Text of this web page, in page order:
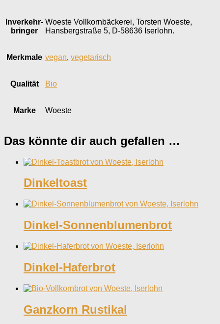
Inverkehr­
bringer
Woeste Vollkornbäckerei, Torsten Woeste,
Hansbergstraße 5, D-58636 Iserlohn.
Merkmale vegan, vegetarisch
Qualität Bio
Marke Woeste
Das könnte dir auch gefallen …
Dinkeltoast
Dinkel-Sonnenblumenbrot
Dinkel-Haferbrot
Ganzkorn Rustikal